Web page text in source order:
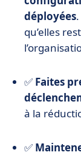
déployées
qu’elles
✅ Faites
à la
✅